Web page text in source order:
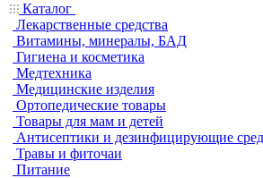
Каталог
Лекарственные средства
Витамины, минералы, БАД
Гигиена и косметика
Медтехника
Медицинские изделия
Ортопедические товары
Товары для мам и детей
Антисептики и дезинфицирующие
Травы и фиточаи
Питание